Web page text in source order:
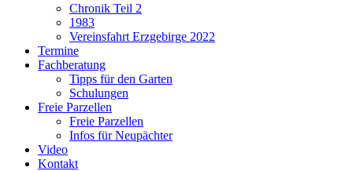
Chronik Teil 2
1983
Vereinsfahrt Erzgebirge 2022
Termine
Fachberatung
Tipps für den Garten
Schulungen
Freie Parzellen
Freie Parzellen
Infos für Neupächter
Video
Kontakt